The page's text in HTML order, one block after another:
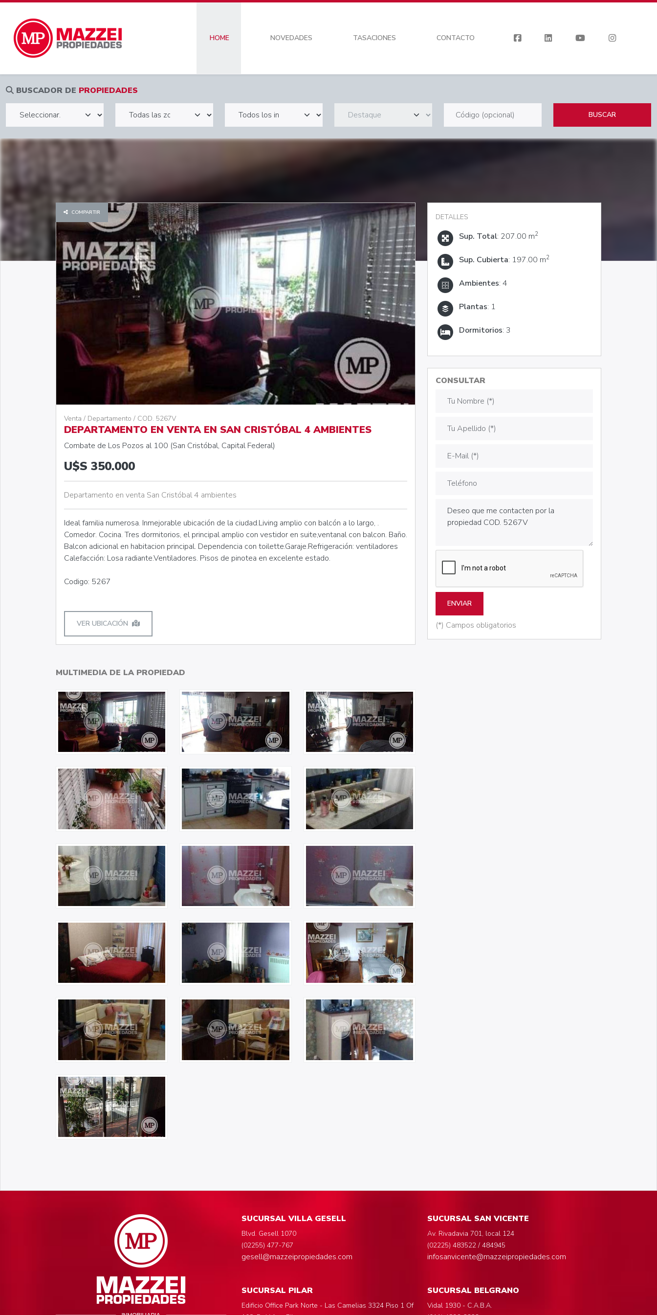
HOME NOVEDADES TASACIONES CONTACTO
BUSCADOR DE PROPIEDADES
BUSCAR
COMPARTIR
Venta / Departamento / COD. 5267V
DEPARTAMENTO EN VENTA EN SAN CRISTÓBAL 4 AMBIENTES
Combate de Los Pozos al 100 (San Cristóbal, Capital Federal)
U$S 350.000
Departamento en venta San Cristóbal 4 ambientes
Ideal familia numerosa. Inmejorable ubicación de la ciudad.Living amplio con balcón a lo largo, .
Comedor. Cocina. Tres dormitorios, el principal amplio con vestidor en suite,ventanal con balcon. Baño.
Balcon adicional en habitacion principal. Dependencia con toilette.Garaje.Refrigeración: ventiladores
Calefacción: Losa radiante.Ventiladores. Pisos de pinotea en excelente estado.
Codigo: 5267
VER UBICACIÓN
MULTIMEDIA DE LA PROPIEDAD
DETALLES
Sup. Total: 207.00 m2
Sup. Cubierta: 197.00 m2
Ambientes: 4
Plantas: 1
Dormitorios: 3
CONSULTAR
ENVIAR
(*) Campos obligatorios
SUCURSAL VILLA GESELL
Blvd. Gesell 1070
(02255) 477-767
gesell@mazzeipropiedades.com
SUCURSAL PILAR
Edificio Office Park Norte - Las Camelias 3324 Piso 1 Of
SUCURSAL SAN VICENTE
Av. Rivadavia 701, local 124
(02225) 483522 / 484945
infosanvicente@mazzeipropiedades.com
SUCURSAL BELGRANO
Vidal 1930 - C.A.B.A.